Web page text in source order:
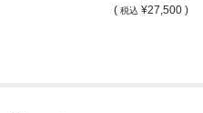
( 税込 ¥27,500 )